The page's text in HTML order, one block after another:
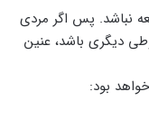
نباشد. پس اگر مردی
دیگری باشد، عنین
بود: